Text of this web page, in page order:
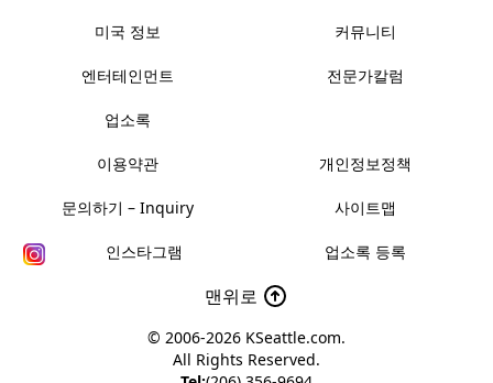
미국 정보 커뮤니티
엔터테인먼트 전문가칼럼
업소록
이용약관 개인정보정책
문의하기 – Inquiry 사이트맵
인스타그램 업소록 등록
맨위로
© 2006-2026 KSeattle.com.
All Rights Reserved.